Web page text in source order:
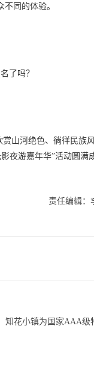
同的体验。
了吗？
山河绝色、徜徉民族
夜游嘉年华”活动圆满
责任编辑：
知花小镇为国家AAA级